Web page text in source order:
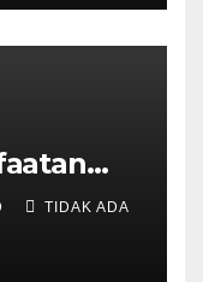
TIDAK ADA